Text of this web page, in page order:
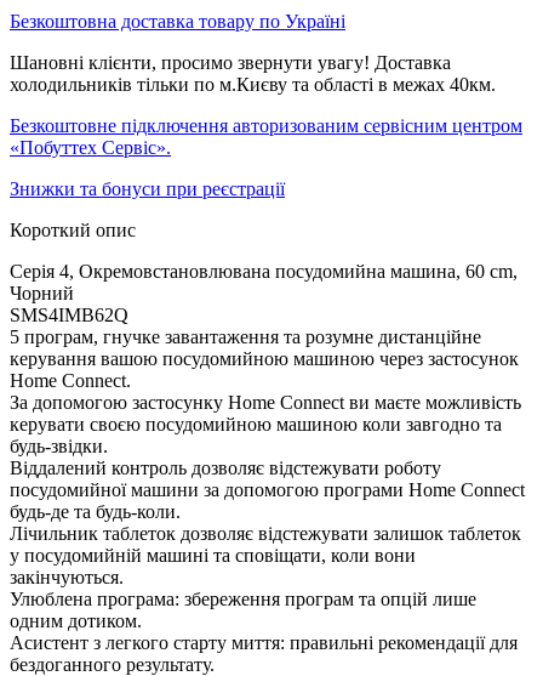
Безкоштовна доставка товару по Україні
Шановні клієнти, просимо звернути увагу! Доставка
холодильників тільки по м.Києву та області в межах 40км.
Безкоштовне підключення авторизованим сервісним центром
«Побуттех Сервіс».
Знижки та бонуси при реєстрації
Короткий опис
Серія 4, Окремовстановлювана посудомийна машина, 60 cm,
Чорний
SMS4IMB62Q
5 програм, гнучке завантаження та розумне дистанційне
керування вашою посудомийною машиною через застосунок
Home Connect.
За допомогою застосунку Home Connect ви маєте можливість
керувати своєю посудомийною машиною коли завгодно та
будь-звідки.
Віддалений контроль дозволяє відстежувати роботу
посудомийної машини за допомогою програми Home Connect
будь-де та будь-коли.
Лічильник таблеток дозволяє відстежувати залишок таблеток
у посудомийній машині та сповіщати, коли вони
закінчуються.
Улюблена програма: збереження програм та опцій лише
одним дотиком.
Асистент з легкого старту миття: правильні рекомендації для
бездоганного результату.